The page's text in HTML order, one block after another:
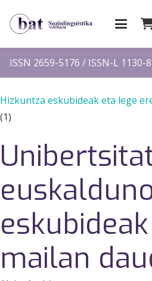
ISSN 2659-5176 / ISSN-L 1130-
Hizkuntza eskubideak eta lege
(1)
mailan